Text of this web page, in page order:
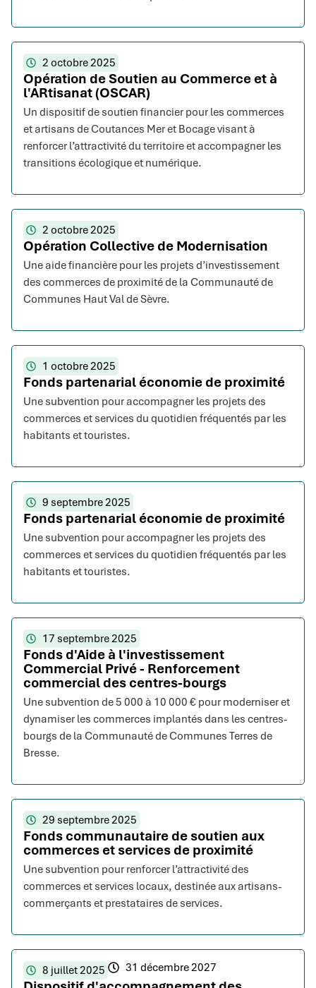
2 octobre 2025
Opération de Soutien au Commerce et à
l'ARtisanat (OSCAR)
Un dispositif de soutien financier pour les commerces
et artisans de Coutances Mer et Bocage visant à
renforcer l’attractivité du territoire et accompagner les
transitions écologique et numérique.
2 octobre 2025
Opération Collective de Modernisation
Une aide financière pour les projets d’investissement
des commerces de proximité de la Communauté de
Communes Haut Val de Sèvre.
1 octobre 2025
Fonds partenarial économie de proximité
Une subvention pour accompagner les projets des
commerces et services du quotidien fréquentés par les
habitants et touristes.
9 septembre 2025
Fonds partenarial économie de proximité
Une subvention pour accompagner les projets des
commerces et services du quotidien fréquentés par les
habitants et touristes.
17 septembre 2025
Fonds d'Aide à l'investissement
Commercial Privé - Renforcement
commercial des centres-bourgs
Une subvention de 5 000 à 10 000 € pour moderniser et
dynamiser les commerces implantés dans les centres-
bourgs de la Communauté de Communes Terres de
Bresse.
29 septembre 2025
Fonds communautaire de soutien aux
commerces et services de proximité
Une subvention pour renforcer l’attractivité des
commerces et services locaux, destinée aux artisans-
commerçants et prestataires de services.
8 juillet 2025 31 décembre 2027